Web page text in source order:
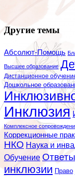
Другие темы
Абсолют-Помощь
Высшее образование
Дистанционное
Дошкольное
Инклюзия
Комплексное
Коррекционные
НКО Наука и
Обучение
инклюзии Право